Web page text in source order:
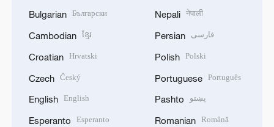
Bulgarian Български
Cambodian ខ្មែរ
Croatian Hrvatski
Czech Český
English English
Esperanto Esperanto
Nepali नेपाली
Persian فارسی
Polish Polski
Portuguese Português
Pashto پښتو
Romanian Română